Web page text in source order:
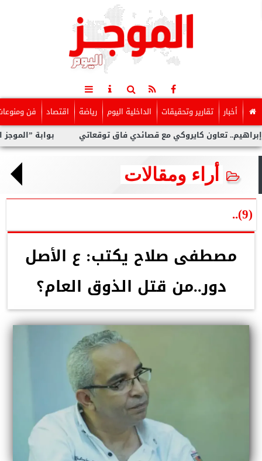
أخبار تقارير وتحقيقات الداخلية اليوم رياضة اقتصاد فن
بوابة ”الموجز اليوم” كايروكي مع قصائدي فاق توقعاتي
أراء ومقالات
(9)..
مصطفى صلاح يكتب: ع الأصل
دور..من قتل الذوق العام؟